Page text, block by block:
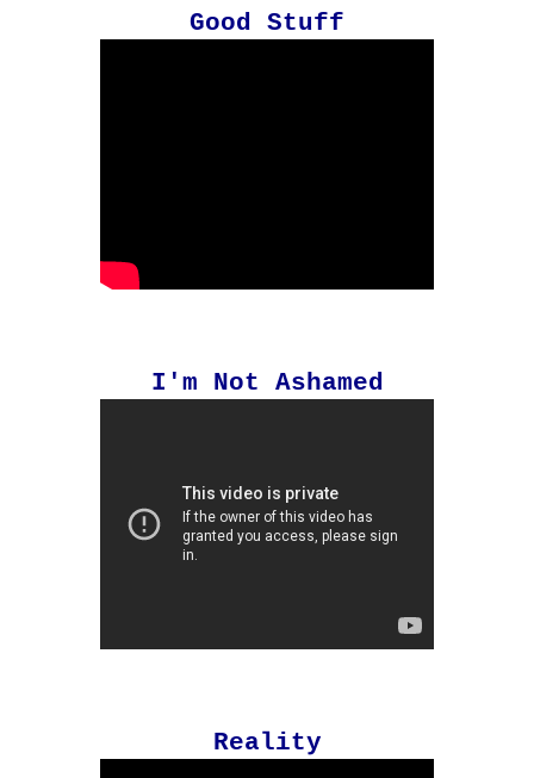
Good Stuff
I'm Not Ashamed
Reality